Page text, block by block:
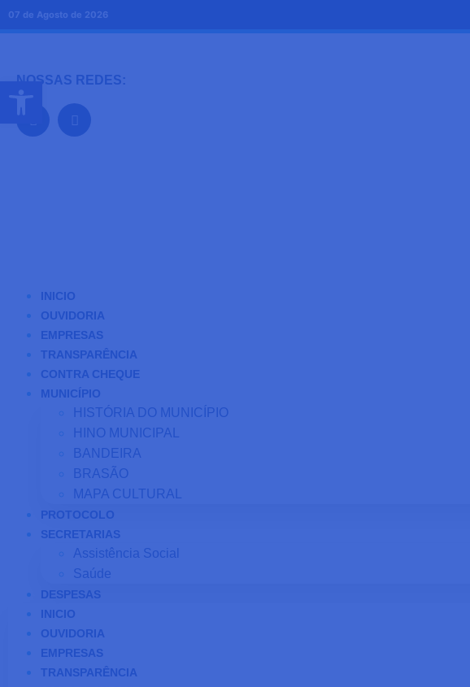
07 de Agosto de 2026
NOSSAS REDES:
INICIO
OUVIDORIA
EMPRESAS
TRANSPARÊNCIA
CONTRA CHEQUE
MUNICÍPIO
HISTÓRIA DO MUNICÍPIO
HINO MUNICIPAL
BANDEIRA
BRASÃO
MAPA CULTURAL
PROTOCOLO
SECRETARIAS
Assistência Social
Saúde
DESPESAS
INICIO
OUVIDORIA
EMPRESAS
TRANSPARÊNCIA
Abrir a barra de ferramentas